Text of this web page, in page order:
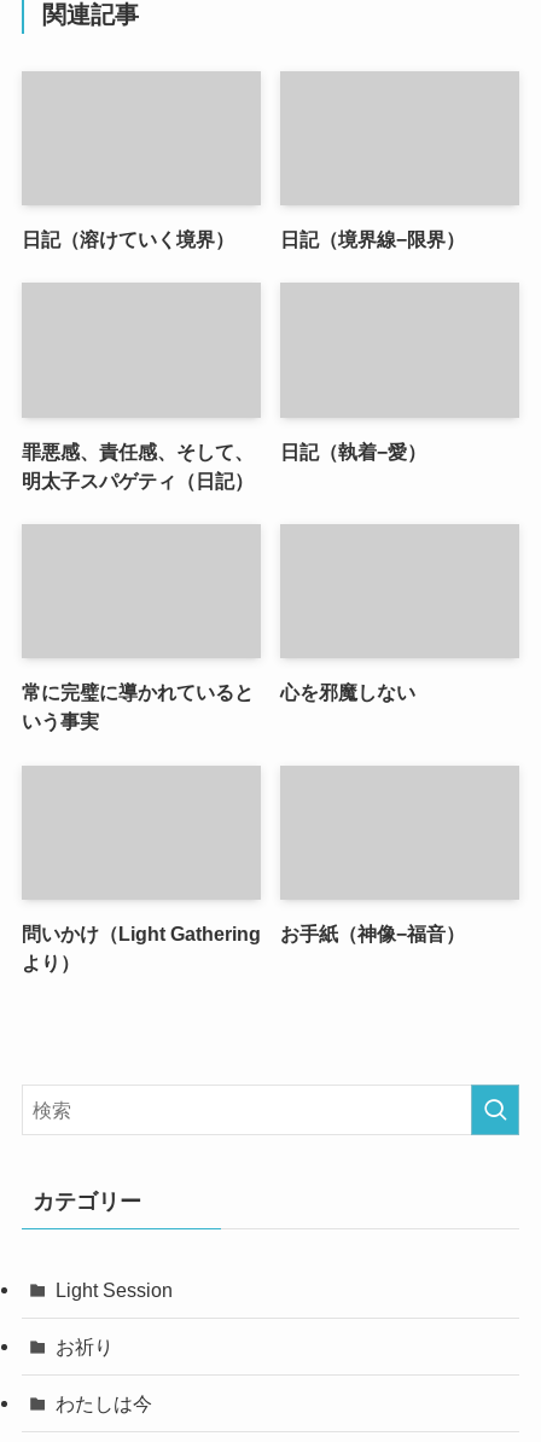
関連記事
日記（溶けていく境界） 日記（境界線−限界）
罪悪感、責任感、そして、
明太子スパゲティ（日記）
日記（執着−愛）
常に完璧に導かれていると
いう事実
心を邪魔しない
問いかけ（Light Gathering
より）
お手紙（神像−福音）
カテゴリー
Light Session
お祈り
わたしは今